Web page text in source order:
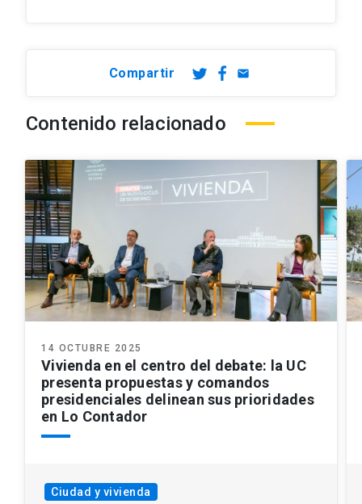
Compartir email
Contenido relacionado
14 OCTUBRE 2025
Vivienda en el centro del debate: la UC
presenta propuestas y comandos
presidenciales delinean sus prioridades
en Lo Contador
Ciudad y vivienda